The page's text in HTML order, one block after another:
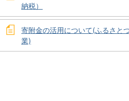
納税）
寄附金の活用について(ふるさと
業)